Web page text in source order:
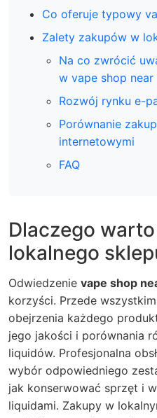
Co oferuje typowy
Zalety zakupów w
Na co zwrócić
w vape shop near
Rozwój rynku e-
Porównanie
internetowymi
FAQ
Dlaczego
lokalnego
Odwiedzenie vape shop
korzyści. Przede
obejrzenia każdego
jego jakości i porównania
liquidów. Profesjonalna
wybór odpowiedniego
jak konserwować sprzęt i
liquidami. Zakupy w